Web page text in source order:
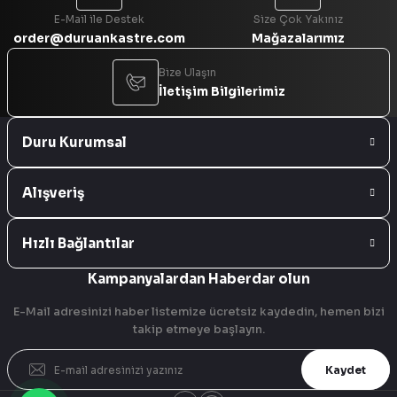
E-Mail ile Destek
order@duruankastre.com
Size Çok Yakınız
Mağazalarımız
Bize Ulaşın
İletişim Bilgilerimiz
Duru Kurumsal
Alışveriş
Hızlı Bağlantılar
Kampanyalardan Haberdar olun
E-Mail adresinizi haber listemize ücretsiz kaydedin, hemen bizi
takip etmeye başlayın.
Kaydet